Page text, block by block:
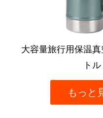
サマー真空ソーダタ
ーハンド
もっと